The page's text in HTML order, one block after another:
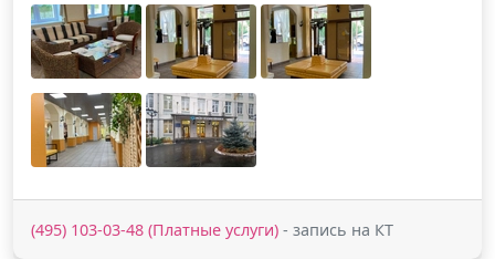
(495) 103-03-48 (Платные услуги) - запись на КТ